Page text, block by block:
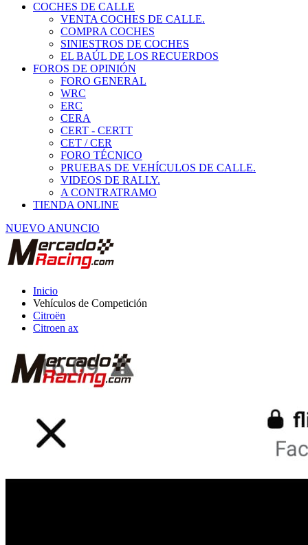
COCHES DE CALLE
VENTA COCHES DE CALLE.
COMPRA COCHES
SINIESTROS DE COCHES
EL BAÚL DE LOS RECUERDOS
FOROS DE OPINIÓN
FORO GENERAL
WRC
ERC
CERA
CERT - CERTT
CET / CER
FORO TÉCNICO
PRUEBAS DE VEHÍCULOS DE CALLE.
VIDEOS DE RALLY.
A CONTRATRAMO
TIENDA ONLINE
NUEVO ANUNCIO
Inicio
Vehículos de Competición
Citroën
Citroen ax